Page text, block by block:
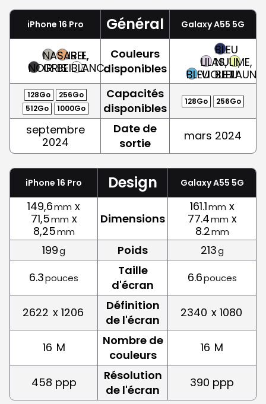
iPhone 16 Pro Général Galaxy A55 5G
NOIR
NATUREL,
GRIS
SABLE,
BEIGEBLANC
Couleurs
disponibles
BLEU
LILAS,
VIOLET
BLEU
NUIT,
BLEU
LIME,
JAUNE
128Go
256Go
512Go
1000Go
Capacités
disponibles
128Go 256Go
septembre
2024
Date de
sortie
mars 2024
iPhone 16 Pro Design Galaxy A55 5G
149,6mm x
71,5mm x
8,25mm
Dimensions
161.1mm x
77.4mm x
8.2mm
199g Poids 213g
6.3pouces
Taille
d'écran
6.6pouces
2622 x 1206
Définition
de l'écran
2340 x 1080
16 M
Nombre de
couleurs
16 M
458 ppp
Résolution
de l'écran
390 ppp